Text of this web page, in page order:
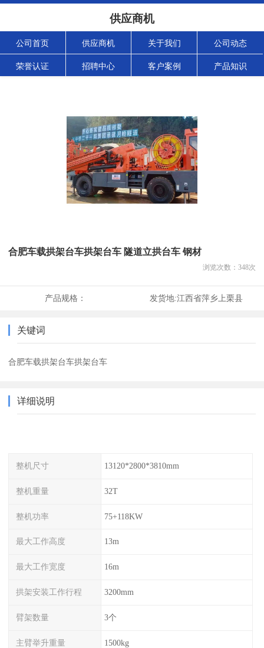
供应商机
公司首页 供应商机 关于我们 公司动态
荣誉认证 招聘中心 客户案例 产品知识
合肥车载拱架台车拱架台车 隧道立拱台车 钢材
浏览次数： 348次
产品规格： 发货地:江西省萍乡上栗县
关键词
合肥车载拱架台车拱架台车
详细说明
整机尺寸 13120*2800*3810mm
整机重量 32T
整机功率 75+118KW
最大工作高度 13m
最大工作宽度 16m
拱架安装工作行程 3200mm
臂架数量 3个
主臂举升重量 1500kg